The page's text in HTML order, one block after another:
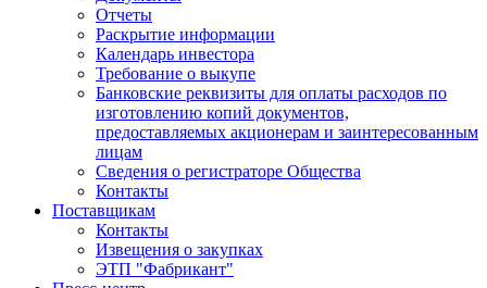
Отчеты
Раскрытие информации
Календарь инвестора
Требование о выкупе
Банковские реквизиты для оплаты расходов по
изготовлению копий документов,
предоставляемых акционерам и заинтересованным
лицам
Сведения о регистраторе Общества
Контакты
Поставщикам
Контакты
Извещения о закупках
ЭТП "Фабрикант"